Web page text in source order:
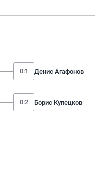
0:1 Денис Агафонов
0:2 Борис Купецков